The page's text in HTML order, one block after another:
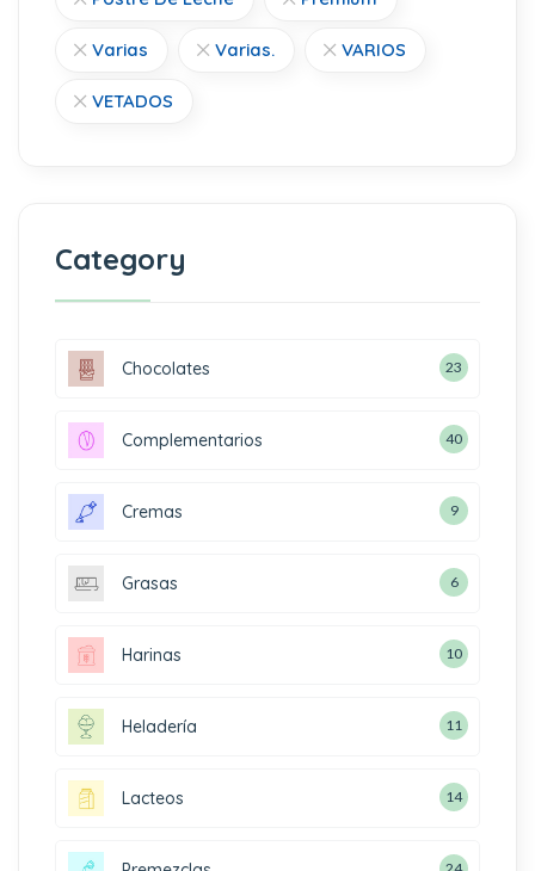
Varias Varias. VARIOS
VETADOS
Category
Chocolates 23
Complementarios 40
Cremas 9
Grasas 6
Harinas 10
Heladería 11
Lacteos 14